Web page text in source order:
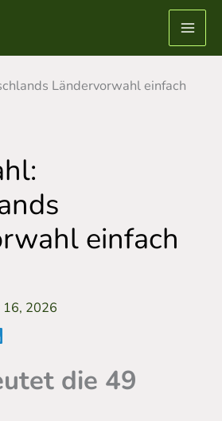
einfach
16, 2026
die 49